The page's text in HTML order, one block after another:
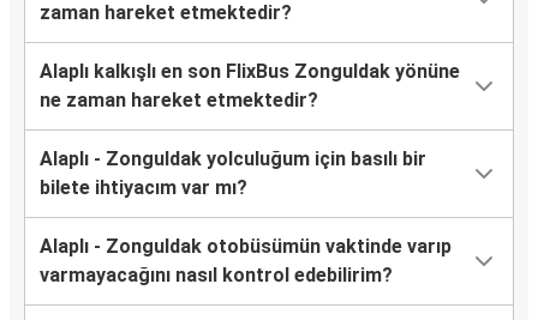
zaman hareket etmektedir?
Alaplı kalkışlı en son FlixBus Zonguldak yönüne
ne zaman hareket etmektedir?
Alaplı - Zonguldak yolculuğum için basılı bir
bilete ihtiyacım var mı?
Alaplı - Zonguldak otobüsümün vaktinde varıp
varmayacağını nasıl kontrol edebilirim?